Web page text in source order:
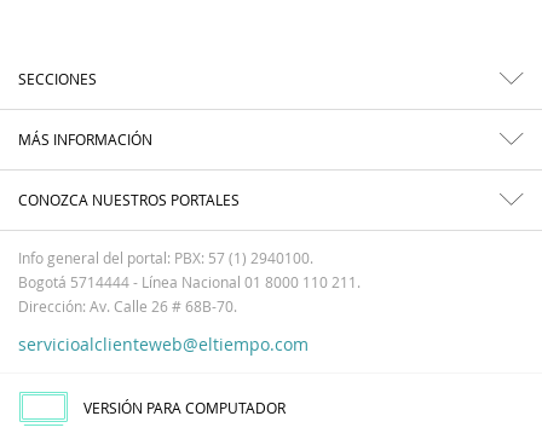
SECCIONES
MÁS INFORMACIÓN
CONOZCA NUESTROS PORTALES
Info general del portal: PBX: 57 (1) 2940100.
Bogotá 5714444 - Línea Nacional 01 8000 110 211.
Dirección: Av. Calle 26 # 68B-70.
servicioalclienteweb@eltiempo.com
VERSIÓN PARA COMPUTADOR